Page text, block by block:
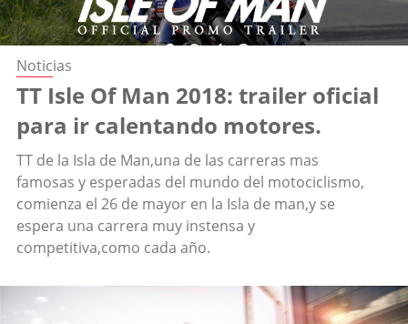
Noticias
TT Isle Of Man 2018: trailer oficial
para ir calentando motores.
TT de la Isla de Man,una de las carreras mas
famosas y esperadas del mundo del motociclismo,
comienza el 26 de mayor en la Isla de man,y se
espera una carrera muy instensa y
competitiva,como cada año.